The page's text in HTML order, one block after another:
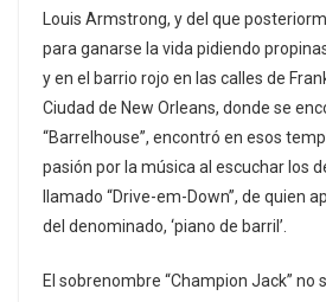
Louis Armstrong, y del que
para ganarse la vida pidiendo
y en el barrio rojo en las calles de
Ciudad de New Orleans, donde se
“Barrelhouse”, encontró en esos
pasión por la música al escuchar los
llamado “Drive-em-Down”, de quien
del denominado, ‘piano de barril’.
El sobrenombre “Champion Jack” no